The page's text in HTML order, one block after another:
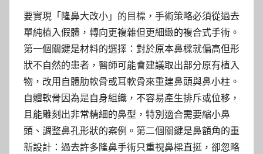
要實現「隆鼻大改小」的目標，手術策略必須從過去
單純植入假體，轉向更複雜但更細緻的複合式手術。
第一個關鍵是材料的選擇：對於原本鼻樑就偏高但形
狀不自然的患者，醫師可能會建議取出部分原有植入
物，改用自體肋軟骨或耳軟骨來重建鼻頭與鼻小柱。
自體軟骨因為是自身組織，不容易產生排斥或位移，
且能雕刻出非常精細的鼻型，特別適合需要縮小鼻
頭、調整鼻孔形狀的案例。第二個關鍵是鼻額角的重
新設計：過去許多隆鼻手術只重視鼻樑直挺，卻忽略